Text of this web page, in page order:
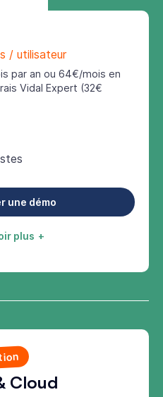
/ utilisateur
par an ou 64€/mois en
Vidal Expert (32€
une démo
plus
Cloud